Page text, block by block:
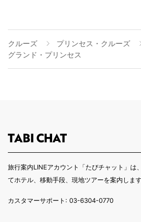
クルーズ
プリンセス・クルーズ
グランド・プリンセス
旅行案内LINEアカウント「たびチャット」は
てホテル、移動手段、現地ツアーを案内します
カスタマーサポート: 03-6304-0770